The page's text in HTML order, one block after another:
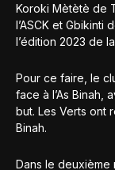
Koroki Mètètè de
l’ASCK et
l’édition 2023 de
Pour ce faire, le
face à l’As Binah,
but. Les Verts ont
Binah.
Dans le deuxième